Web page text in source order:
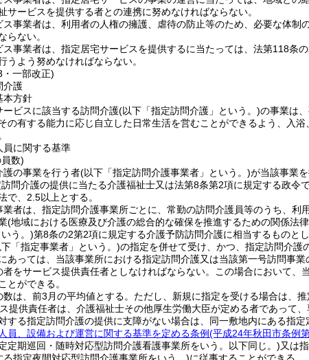
サービスを提供する者との連携に努めなければならない。
ス事業者は、利用者の人権の擁護、虐待の防止等のため、必要な体
らない。
事業者は、指定居宅サービスを提供するに当たっては、法第118条
うよう努めなければならない。
一部改正)
介護
本方針
ービスに該当する訪問介護(以下「指定訪問介護」という。)の事業は
の有する能力に応じ自立した日常生活を営むことができるよう、入
員に関する基準
数)
護の事業を行う者(以下「指定訪問介護事業者」という。)が当該事業
問介護の提供に当たる介護福祉士又は法第8条第2項に規定する政令
で、2.5以上とする。
業者は、指定訪問介護事業所ごとに、常勤の訪問介護員等のうち、利
(地域における医療及び介護の総合的な確保を推進するための関係法
う。)第8条の2第2項に規定する介護予防訪問介護に相当するものと
「指定事業者」という。)の指定を併せて受け、かつ、指定訪問介護
あっては、当該事業所における指定訪問介護又は当該第一号訪問事
をサービス提供責任者としなければならない。
この場合において、
とができる。
は、前3月の平均値とする。 ただし、新規に指定を受ける場合は、推
提供責任者は、介護福祉士その他厚生労働大臣が定める者であって
する指定訪問介護の提供に支障がない場合は、同一敷地内にある指
員、設備および運営に関する基準を定める条例(平成24年秋田市条例
定期巡回・随時対応型訪問介護看護事業所をいう。以下同じ。)又は